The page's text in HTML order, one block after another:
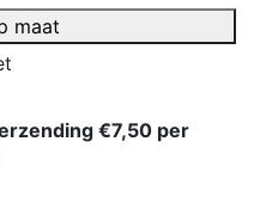
maat
€7,50 per